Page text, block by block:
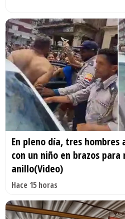
En pleno día, tres
con un niño en brazos
anillo(Video)
Hace 15 horas